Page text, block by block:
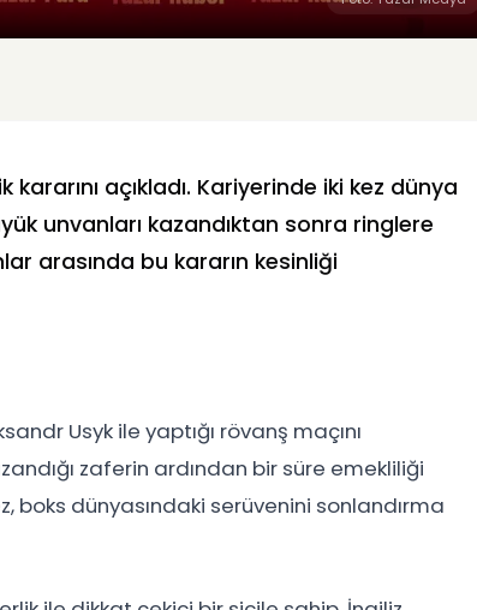
açıkladı. Kariyerinde iki kez dünya
unvanları kazandıktan sonra ringlere
arasında bu kararın kesinliği
Usyk ile yaptığı rövanş maçını
zaferin ardından bir süre emekliliği
boks dünyasındaki serüvenini sonlandırma